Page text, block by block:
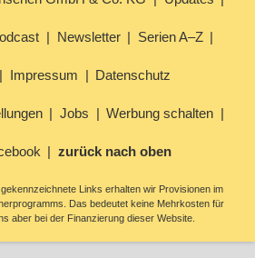
Newsletter Serien A–Z
Impressum Datenschutz
Jobs Werbung schalten
zurück nach oben
Links erhalten wir Provisionen im
Das bedeutet keine Mehrkosten für
aber bei der Finanzierung dieser Website.